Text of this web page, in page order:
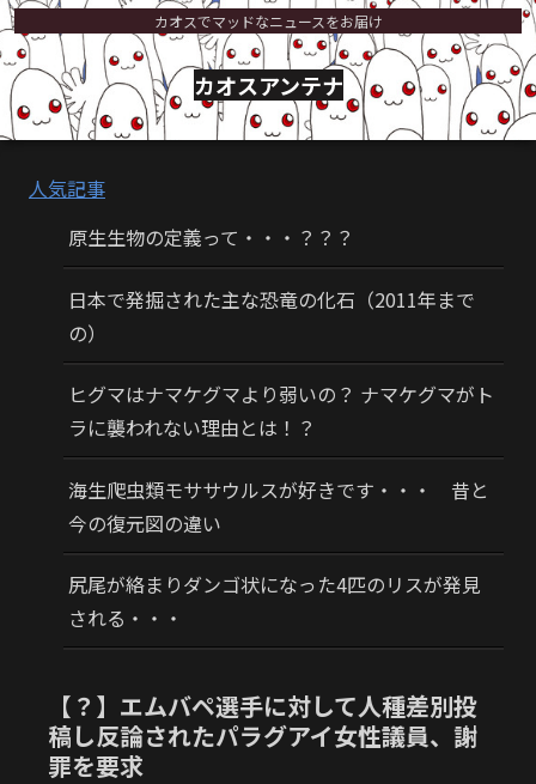
カオスでマッドなニュースをお届け
カオスアンテナ
人気記事
原生生物の定義って・・・？？？
日本で発掘された主な恐竜の化石（2011年まで
の）
ヒグマはナマケグマより弱いの？ ナマケグマがト
ラに襲われない理由とは！？
海生爬虫類モササウルスが好きです・・・ 昔と
今の復元図の違い
尻尾が絡まりダンゴ状になった4匹のリスが発見
される・・・
【？】エムバペ選手に対して人種差別投
稿し反論されたパラグアイ女性議員、謝
罪を要求